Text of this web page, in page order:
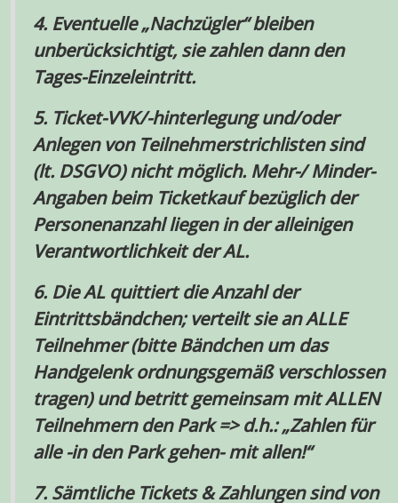
4. Eventuelle „Nachzügler“ bleiben
unberücksichtigt, sie zahlen dann den
Tages-Einzeleintritt.
5. Ticket-VVK/-hinterlegung und/oder
Anlegen von Teilnehmerstrichlisten sind
(lt. DSGVO) nicht möglich. Mehr-/Minder-
Angaben beim Ticketkauf bezüglich der
Personenanzahl liegen in der alleinigen
Verantwortlichkeit derAL.
6. DieALquittiert die Anzahl der
Eintrittsbändchen; verteilt sie anALLE
Teilnehmer (bitte Bändchen um das
Handgelenk ordnungsgemäß verschlossen
tragen) und betritt gemeinsam mitALLEN
Teilnehmern den Park=> d.h.: „Zahlen für
alle-in den Park gehen- mitallen!“
7. Sämtliche Tickets&Zahlungen sind von